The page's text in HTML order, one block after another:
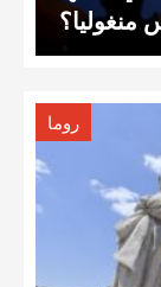
منغوليا؟
روما